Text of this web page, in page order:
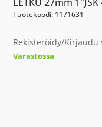
Tuotekoodi: 1171631
Rekisteröidy/Kirjaudu
Varastossa